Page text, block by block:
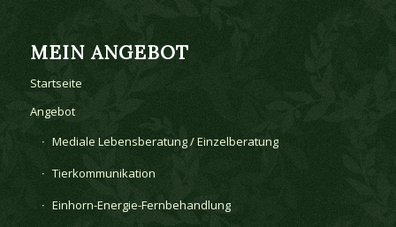
MEIN ANGEBOT
Startseite
Angebot
Mediale Lebensberatung / Einzelberatung
Tierkommunikation
Einhorn-Energie-Fernbehandlung